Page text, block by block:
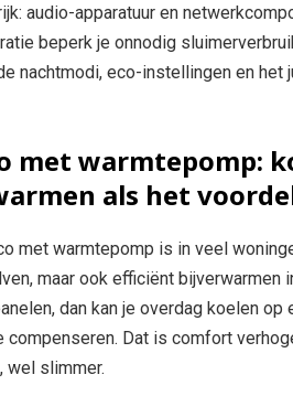
audio-apparatuur en
beperk je onnodig
nachtmodi, eco-instellingen en
met warmtepomp:
als het
met warmtepomp is in veel
maar ook efficiënt
dan kan je overdag koelen
compenseren. Dat is comfort
wel slimmer.